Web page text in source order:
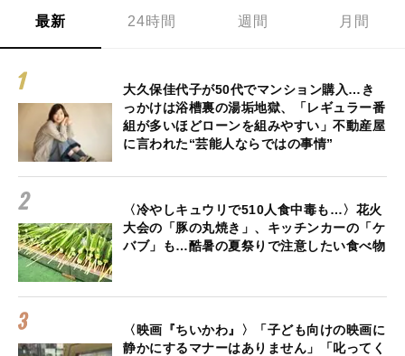
最新 24時間 週間 月間
大久保佳代子が50代でマンション購入…き
っかけは浴槽裏の湯垢地獄、「レギュラー番
組が多いほどローンを組みやすい」不動産屋
に言われた“芸能人ならではの事情”
〈冷やしキュウリで510人食中毒も…〉花火
大会の「豚の丸焼き」、キッチンカーの「ケ
バブ」も…酷暑の夏祭りで注意したい食べ物
〈映画『ちいかわ』〉「子ども向けの映画に
静かにするマナーはありません」「叱ってく